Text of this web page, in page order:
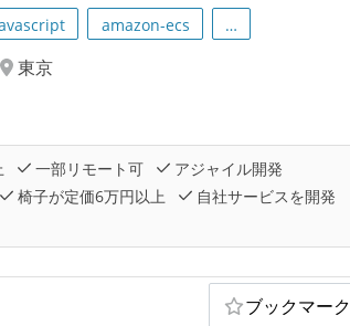
amazon-ecs …
東京
一部リモート可
アジャイル開発
椅子が定価6万円以上
自社サービスを開発
ブックマーク